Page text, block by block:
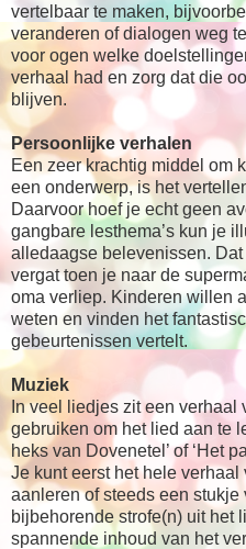
vertelbaar te maken,
veranderen of dialogen weg
voor ogen welke
verhaal had en zorg dat die
blijven.
Persoonlijke verhalen
Een zeer krachtig middel om
een onderwerp, is het
Daarvoor hoef je echt geen
gangbare lesthema’s kun je
alledaagse belevenissen.
vergat toen je naar de
oma verliep. Kinderen willen
weten en vinden het
gebeurtenissen vertelt.
Muziek
In veel liedjes zit een verhaal
gebruiken om het lied aan te
heks van Dovenetel’ of ‘Het
Je kunt eerst het hele
aanleren of steeds een
bijbehorende strofe(n) uit het
spannende inhoud van het